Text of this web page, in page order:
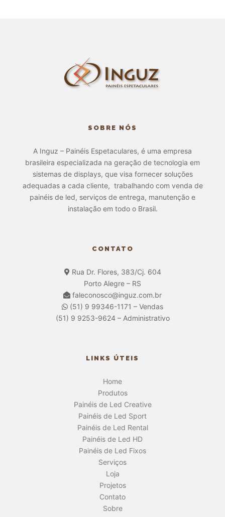
SOBRE NÓS
A Inguz – Painéis Espetaculares, é uma empresa
brasileira especializada na geração de tecnologia em
sistemas de displays, que visa fornecer soluções
adequadas a cada cliente, trabalhando com venda de
painéis de led, serviços de entrega, manutenção e
instalação em todo o Brasil.
CONTATO
Rua Dr. Flores, 383/Cj. 604
Porto Alegre – RS
faleconosco@inguz.com.br
(51) 9 99346-1171 – Vendas
(51) 9 9253-9624 – Administrativo
LINKS ÚTEIS
Home
Produtos
Painéis de Led Creative
Painéis de Led Sport
Painéis de Led Rental
Painéis de Led HD
Painéis de Led Fixos
Serviços
Loja
Projetos
Contato
Sobre